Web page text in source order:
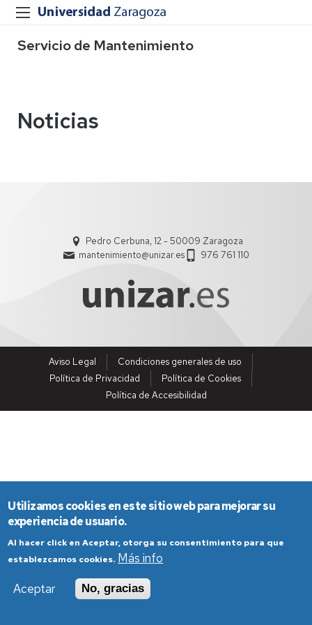
Servicio de Mantenimiento
Noticias
Pedro Cerbuna, 12 - 50009 Zaragoza
mantenimiento@unizar.es
976 761 110
Aviso Legal
Condiciones generales de uso
Política de Privacidad
Política de Cookies
Política de Accesibilidad
Utilizamos cookies en este sitio web para mejorar su
experiencia de usuario.
Al hacer click en Aceptar, otorga su consentimiento para que
establezcamos cookies. Más info
Aceptar
No, gracias